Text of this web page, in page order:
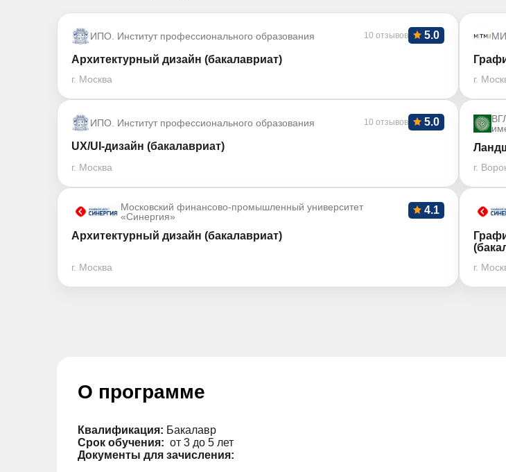
ИПО. Институт профессионального образования 10 отзывов 5.0
Архитектурный дизайн (бакалавриат)
г. Москва г.
ИПО. Институт профессионального образования 10 отзывов 5.0
UX/UI-дизайн (бакалавриат)
г. Москва г.
Московский финансово-промышленный университет
«Синергия»
4.1
Архитектурный дизайн (бакалавриат)
г. Москва г.
О программе
Квалификация: Бакалавр
Срок обучения: от 3 до 5 лет
Документы для зачисления: